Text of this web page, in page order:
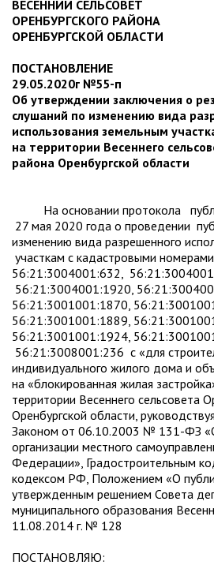
ВЕСЕННИЙ СЕЛЬСОВЕТ
ОРЕНБУРГСКОГО РАЙОНА
ОРЕНБУРГСКОЙ ОБЛАСТИ
ПОСТАНОВЛЕНИЕ
29.05.2020г №55-п
Об утверждении заключения о
слушаний по изменению вида
использования земельным
на территории Весеннего
района Оренбургской области
На основании протокола
27 мая 2020 года о проведении
изменению вида разрешенного
участкам с кадастровыми
56:21:3004001:632,
56:21:3004001:1920,
56:21:3001001:1870,
56:21:3001001:1889,
56:21:3001001:1924,
56:21:3008001:236 с «для
индивидуального жилого дома и
на «блокированная жилая
территории Весеннего сельсовета
Оренбургской области,
Законом от 06.10.2003 № 131-ФЗ
организации местного
Федерации», Градостроительным
кодексом РФ, Положением «О
утвержденным решением Совета
муниципального образования
11.08.2014 г. № 128
ПОСТАНОВЛЯЮ: